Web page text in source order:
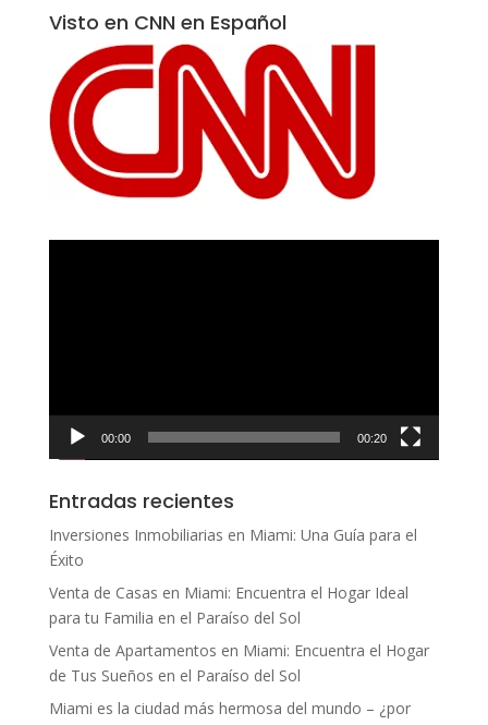
Visto en CNN en Español
00:00 00:20
Entradas recientes
Inversiones Inmobiliarias en Miami: Una Guía para el
Éxito
Venta de Casas en Miami: Encuentra el Hogar Ideal
para tu Familia en el Paraíso del Sol
Venta de Apartamentos en Miami: Encuentra el Hogar
de Tus Sueños en el Paraíso del Sol
Miami es la ciudad más hermosa del mundo – ¿por